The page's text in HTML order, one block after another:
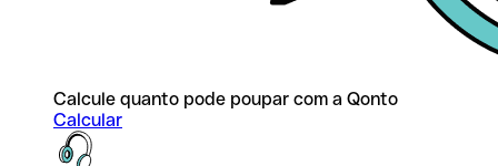
Calcule quanto pode poupar com a Qonto
Calcular